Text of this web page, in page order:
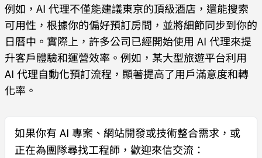
例如，AI 代理不僅能建議東京的頂級酒店，還能搜索
可用性，根據你的偏好預訂房間，並將細節同步到你的
日曆中。實際上，許多公司已經開始使用 AI 代理來提
升客戶體驗和運營效率。例如，某大型旅遊平台利用
AI 代理自動化預訂流程，顯著提高了用戶滿意度和轉
化率。
如果你有 AI 專案、網站開發或技術整合需求 ，或
正在為團隊尋找工程師，歡迎來信交流：